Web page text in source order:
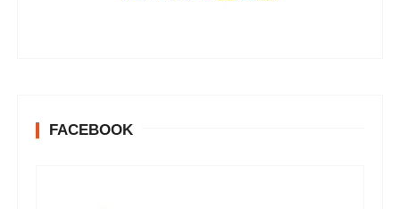
FACEBOOK